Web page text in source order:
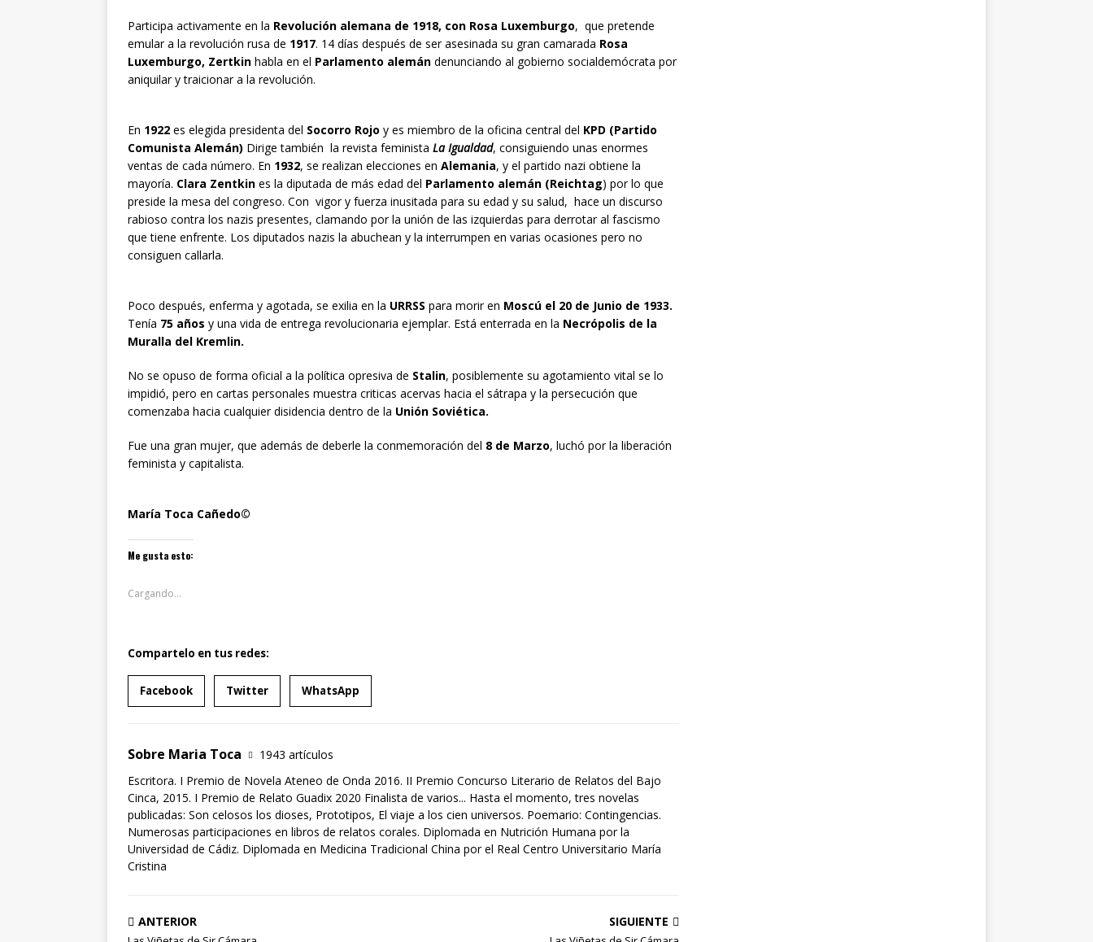
Participa activamente en la Revolución alemana de 1918, con Rosa Luxemburgo, que pretende
emular a la revolución rusa de 1917. 14 días después de ser asesinada su gran camarada Rosa
Luxemburgo, Zertkin habla en el Parlamento alemán denunciando al gobierno socialdemócrata por
aniquilar y traicionar a la revolución.
En 1922 es elegida presidenta del Socorro Rojo y es miembro de la oficina central del KPD (Partido
Comunista Alemán) Dirige también la revista feminista La Igualdad, consiguiendo unas enormes
ventas de cada número. En 1932, se realizan elecciones en Alemania, y el partido nazi obtiene la
mayoría. Clara Zentkin es la diputada de más edad del Parlamento alemán (Reichtag) por lo que
preside la mesa del congreso. Con vigor y fuerza inusitada para su edad y su salud, hace un discurso
rabioso contra los nazis presentes, clamando por la unión de las izquierdas para derrotar al fascismo
que tiene enfrente. Los diputados nazis la abuchean y la interrumpen en varias ocasiones pero no
consiguen callarla.
Poco después, enferma y agotada, se exilia en la URRSS para morir en Moscú el 20 de Junio de 1933.
Tenía 75 años y una vida de entrega revolucionaria ejemplar. Está enterrada en la Necrópolis de la
Muralla del Kremlin.
No se opuso de forma oficial a la política opresiva de Stalin, posiblemente su agotamiento vital se lo
impidió, pero en cartas personales muestra criticas acervas hacia el sátrapa y la persecución que
comenzaba hacia cualquier disidencia dentro de la Unión Soviética.
Fue una gran mujer, que además de deberle la conmemoración del 8 de Marzo, luchó por la liberación
feminista y capitalista.
María Toca Cañedo©
Me gusta esto:
Cargando...
Compartelo en tus redes:
Facebook Twitter WhatsApp
Sobre Maria Toca
1943 artículos
Escritora. I Premio de Novela Ateneo de Onda 2016. II Premio Concurso Literario de Relatos del Bajo
Cinca, 2015. I Premio de Relato Guadix 2020 Finalista de varios... Hasta el momento, tres novelas
publicadas: Son celosos los dioses, Prototipos, El viaje a los cien universos. Poemario: Contingencias.
Numerosas participaciones en libros de relatos corales. Diplomada en Nutrición Humana por la
Universidad de Cádiz. Diplomada en Medicina Tradicional China por el Real Centro Universitario María
Cristina
ANTERIOR SIGUIENTE